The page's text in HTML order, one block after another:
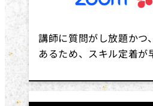
講師に質問がし放題かつ
あるため、スキル定着が